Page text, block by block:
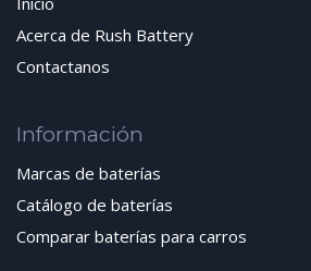
Acerca de Rush Battery
Contactanos
Información
Marcas de baterías
Catálogo de baterías
Comparar baterías para carros